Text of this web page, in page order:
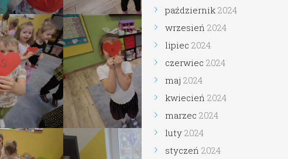
październik 2024
wrzesień 2024
lipiec 2024
czerwiec 2024
maj 2024
kwiecień 2024
marzec 2024
luty 2024
styczeń 2024